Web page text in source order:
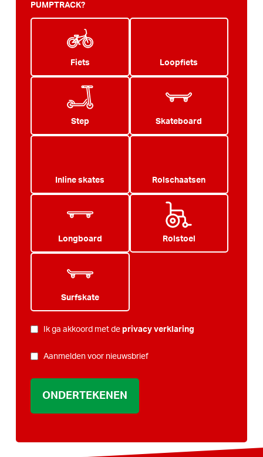
PUMPTRACK?
Fiets Loopfiets
Step Skateboard
Inline skates Rolschaatsen
Longboard Rolstoel
Surfskate
PRIVACYIk ga akkoord met de privacy verklaring
NIEUWSBRIEF
Aanmelden voor nieuwsbrief